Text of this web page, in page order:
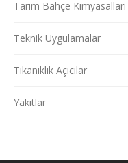
Tarım Bahçe Kimyasalları
Teknik Uygulamalar
Tıkanıklık Açıcılar
Yakıtlar